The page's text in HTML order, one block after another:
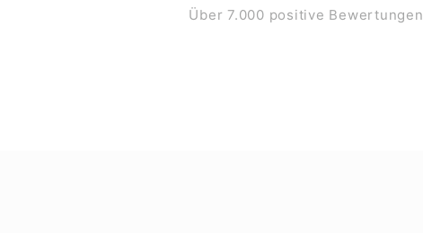
Über 7.000 positive Bewertungen